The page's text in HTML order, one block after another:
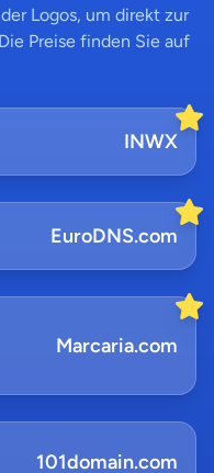
Logos, um direkt zur
Preise finden Sie auf
INWX
EuroDNS.com
Marcaria.com
101domain.com